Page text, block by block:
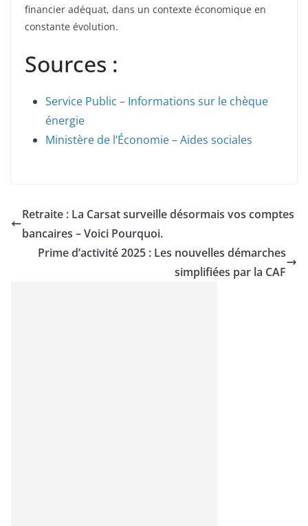
financier adéquat, dans un contexte économique en
constante évolution.
Sources :
Service Public – Informations sur le chèque
énergie
Ministère de l’Économie – Aides sociales
Retraite : La Carsat surveille désormais vos comptes
bancaires – Voici Pourquoi.
Prime d’activité 2025 : Les nouvelles démarches
simplifiées par la CAF